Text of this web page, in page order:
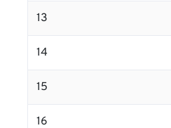
13
14
15
16